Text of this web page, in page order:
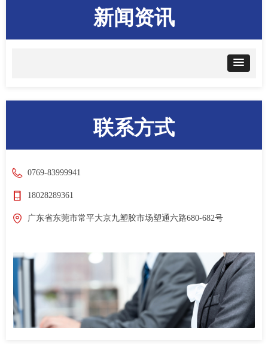
新闻资讯
联系方式
0769-83999941
18028289361
广东省东莞市常平大京九塑胶市场塑通六路680-682号